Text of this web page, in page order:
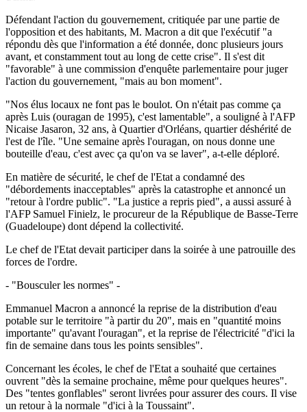
Défendant l'action du gouvernement, critiquée par une partie de
l'opposition et des habitants, M. Macron a dit que l'exécutif "a
répondu dès que l'information a été donnée, donc plusieurs jours
avant, et constamment tout au long de cette crise". Il s'est dit
"favorable" à une commission d'enquête parlementaire pour juger
l'action du gouvernement, "mais au bon moment".
"Nos élus locaux ne font pas le boulot. On n'était pas comme ça
après Luis (ouragan de 1995), c'est lamentable", a souligné à l'AFP
Nicaise Jasaron, 32 ans, à Quartier d'Orléans, quartier déshérité de
l'est de l'île. "Une semaine après l'ouragan, on nous donne une
bouteille d'eau, c'est avec ça qu'on va se laver", a-t-elle déploré.
En matière de sécurité, le chef de l'Etat a condamné des
"débordements inacceptables" après la catastrophe et annoncé un
"retour à l'ordre public". "La justice a repris pied", a aussi assuré à
l'AFP Samuel Finielz, le procureur de la République de Basse-Terre
(Guadeloupe) dont dépend la collectivité.
Le chef de l'Etat devait participer dans la soirée à une patrouille des
forces de l'ordre.
- "Bousculer les normes" -
Emmanuel Macron a annoncé la reprise de la distribution d'eau
potable sur le territoire "à partir du 20", mais en "quantité moins
importante" qu'avant l'ouragan", et la reprise de l'électricité "d'ici la
fin de semaine dans tous les points sensibles".
Concernant les écoles, le chef de l'Etat a souhaité que certaines
ouvrent "dès la semaine prochaine, même pour quelques heures".
Des "tentes gonflables" seront livrées pour assurer des cours. Il vise
un retour à la normale "d'ici à la Toussaint".